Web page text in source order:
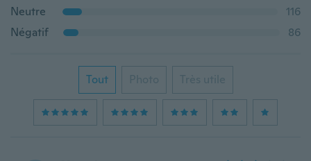
Neutre
116
Négatif
86
Tout Photo Très utile